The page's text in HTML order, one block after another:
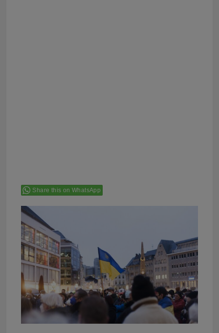
Share this on WhatsApp